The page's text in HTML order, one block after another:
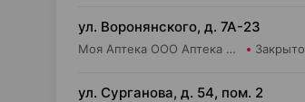
ул. Воронянского, д. 7А-23
Моя Аптека ООО Аптека №89 Закрыто
ул. Сурганова, д. 54, пом. 2